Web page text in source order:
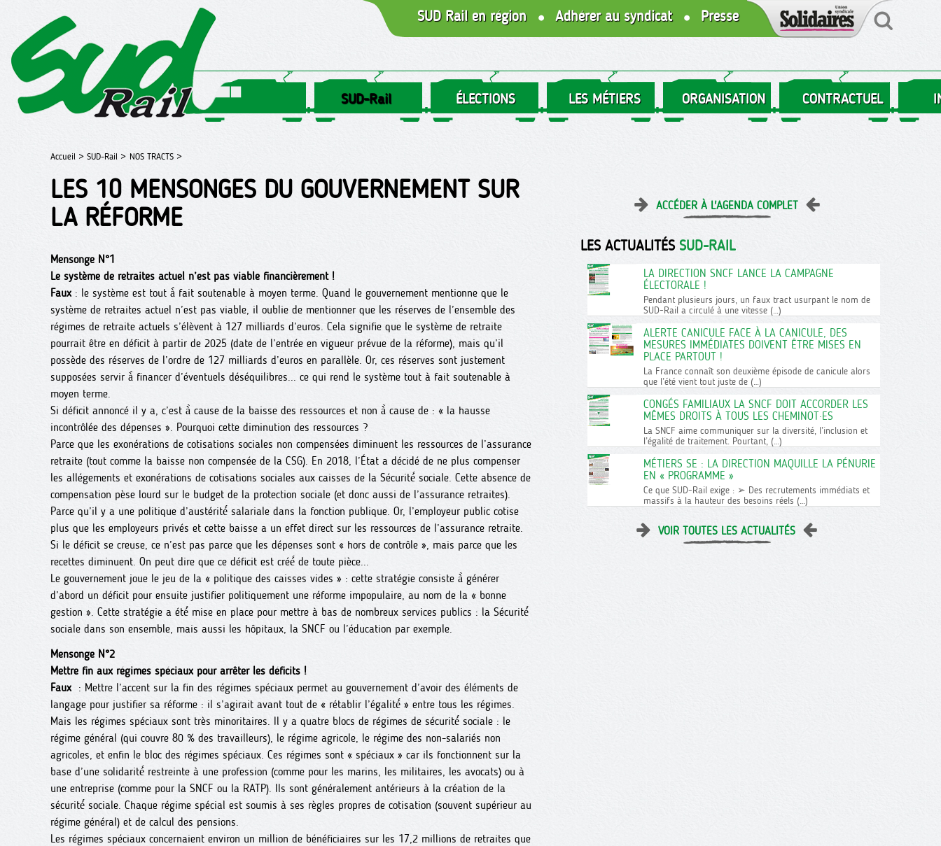
SUD Rail en région Adhérer au syndicat Presse
SUD-Rail ÉLECTIONS LES MÉTIERS ORGANISATION CONTRACTUEL
Accueil > SUD-Rail > NOS TRACTS >
LES 10 MENSONGES DU GOUVERNEMENT SUR
LA RÉFORME
Mensonge N°1
Le système de retraites actuel n’est pas viable financièrement !
Faux : le système est tout à̀ fait soutenable à moyen terme. Quand le gouvernement mentionne que le
système de retraites actuel n’est pas viable, il oublie de mentionner que les réserves de l’ensemble des
régimes de retraite actuels s’élèvent à 127 milliards d’euros. Cela signifie que le système de retraite
pourrait être en déficit à partir de 2025 (date de l’entrée en vigueur prévue de la réforme), mais qu’il
possède des réserves de l’ordre de 127 milliards d’euros en parallèle. Or, ces réserves sont justement
supposées servir à̀ financer d’éventuels déséquilibres... ce qui rend le système tout à fait soutenable à
moyen terme.
Si déficit annoncé il y a, c’est à̀ cause de la baisse des ressources et non à̀ cause de : « la hausse
incontrôlée des dépenses ». Pourquoi cette diminution des ressources ?
Parce que les exonérations de cotisations sociales non compensées diminuent les ressources de l’assurance
retraite (tout comme la baisse non compensée de la CSG). En 2018, l’État a décidé de ne plus compenser
les allégements et exonérations de cotisations sociales aux caisses de la Sécurité́ sociale. Cette absence de
compensation pèse lourd sur le budget de la protection sociale (et donc aussi de l’assurance retraites).
Parce qu’il y a une politique d’austérité́ salariale dans la fonction publique. Or, l’employeur public cotise
plus que les employeurs privés et cette baisse a un effet direct sur les ressources de l’assurance retraite.
Si le déficit se creuse, ce n’est pas parce que les dépenses sont « hors de contrôle », mais parce que les
recettes diminuent. On peut dire que ce déficit est créé́ de toute pièce...
Le gouvernement joue le jeu de la « politique des caisses vides » : cette stratégie consiste à̀ générer
d’abord un déficit pour ensuite justifier politiquement une réforme impopulaire, au nom de la « bonne
gestion ». Cette stratégie a été́ mise en place pour mettre à bas de nombreux services publics : la Sécurité́
sociale dans son ensemble, mais aussi les hôpitaux, la SNCF ou l’éducation par exemple.
Mensonge N°2
Mettre fin aux régimes spéciaux pour arrêter les déficits !
Faux : Mettre l’accent sur la fin des régimes spéciaux permet au gouvernement d’avoir des éléments de
langage pour justifier sa réforme : il s’agirait avant tout de « rétablir l’égalité́ » entre tous les régimes.
Mais les régimes spéciaux sont très minoritaires. Il y a quatre blocs de régimes de sécurité́ sociale : le
régime général (qui couvre 80 % des travailleurs), le régime agricole, le régime des non-salariés non
agricoles, et enfin le bloc des régimes spéciaux. Ces régimes sont « spéciaux » car ils fonctionnent sur la
base d’une solidarité́ restreinte à une profession (comme pour les marins, les militaires, les avocats) ou à
une entreprise (comme pour la SNCF ou la RATP). Ils sont généralement antérieurs à la création de la
sécurité́ sociale. Chaque régime spécial est soumis à ses règles propres de cotisation (souvent supérieur au
régime général) et de calcul des pensions.
Les régimes spéciaux concernaient environ un million de bénéficiaires sur les 17,2 millions de retraites que
ACCÉDER À L'AGENDA COMPLET
LES ACTUALITÉS SUD-RAIL
LA DIRECTION SNCF LANCE LA CAMPAGNE
ÉLECTORALE !
Pendant plusieurs jours, un faux tract usurpant le nom de
SUD-Rail a circulé à une vitesse (…)
ALERTE CANICULE FACE À LA CANICULE, DES
MESURES IMMÉDIATES DOIVENT ÊTRE MISES EN
PLACE PARTOUT !
La France connaît son deuxième épisode de canicule alors
que l’été vient tout juste de (…)
CONGÉS FAMILIAUX LA SNCF DOIT ACCORDER LES
MÊMES DROITS À TOUS LES CHEMINOT·ES
La SNCF aime communiquer sur la diversité, l’inclusion et
l’égalité de traitement. Pourtant, (…)
MÉTIERS SE : LA DIRECTION MAQUILLE LA PÉNURIE
EN « PROGRAMME »
Ce que SUD-Rail exige : ➢ Des recrutements immédiats et
massifs à la hauteur des besoins réels (…)
VOIR TOUTES LES ACTUALITÉS